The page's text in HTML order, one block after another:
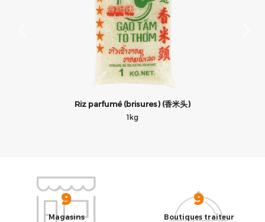
Riz parfumé (brisures) (香米头)
1kg
9
Magasins
9
Boutiques traiteur